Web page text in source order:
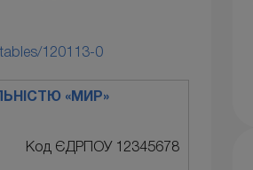
tables/120113-0
«МИР»
Код ЄДРПОУ 12345678